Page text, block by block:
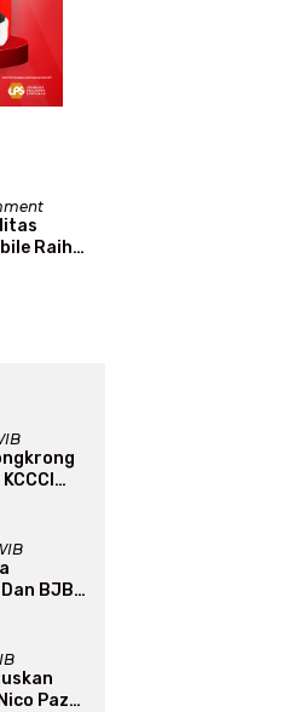
Raih
BJB
Paz